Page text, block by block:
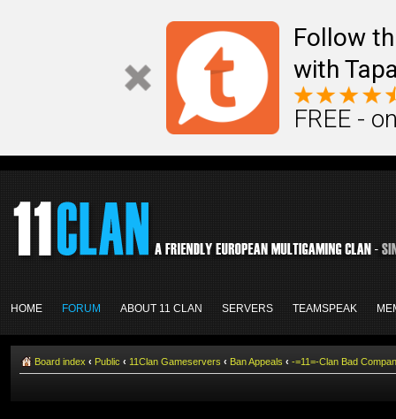
Follow
with
FREE -
HOME FORUM ABOUT 11 CLAN SERVERS TEAMSPEAK
Board index ‹ Public ‹ 11Clan Gameservers ‹ Ban Appeals ‹ -=11=-Clan Bad